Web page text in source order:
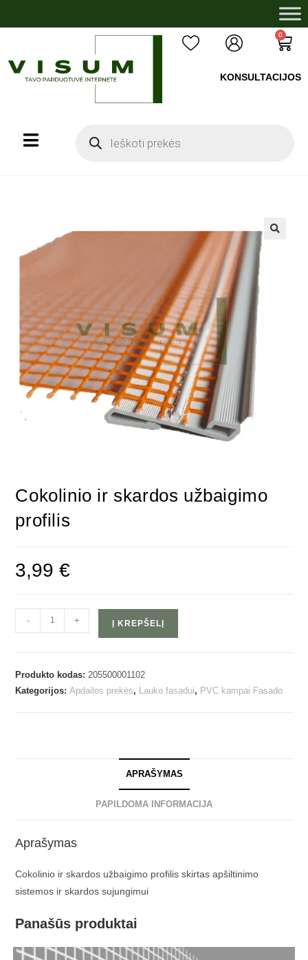
0
KONSULTACIJOS
Cokolinio ir skardos užbaigimo
profilis
3,99€
- + Į KREPŠELĮ
Produkto kodas: 205500001102
Kategorijos:Apdailos prekės, Lauko fasadui, PVC kampai Fasado
APRAŠYMAS
PAPILDOMA INFORMACIJA
Aprašymas
Cokolinio ir skardos užbaigimo profilis skirtas apšiltinimo
sistemos ir skardos sujungimui
Panašūs produktai